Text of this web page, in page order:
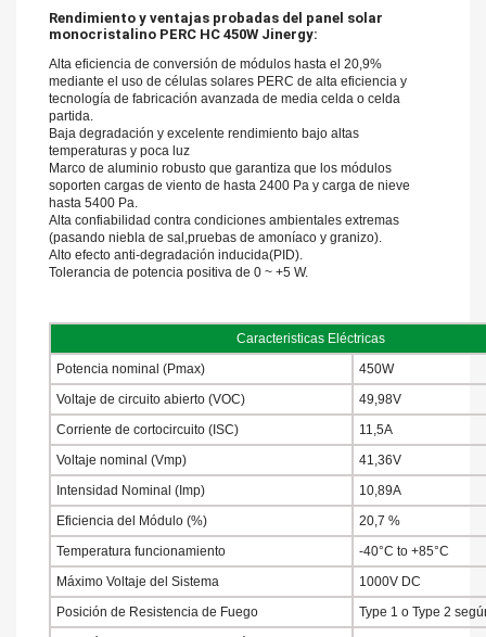
Rendimiento y ventajas probadas del panel solar
monocristalino PERC HC 450W Jinergy:
Alta eficiencia de conversión de módulos hasta el 20,9%
mediante el uso de células solares PERC de alta eficiencia y
tecnología de fabricación avanzada de media celda o celda
partida.
Baja degradación y excelente rendimiento bajo altas
temperaturas y poca luz
Marco de aluminio robusto que garantiza que los módulos
soporten cargas de viento de hasta 2400 Pa y carga de nieve
hasta 5400 Pa.
Alta confiabilidad contra condiciones ambientales extremas
(pasando niebla de sal,pruebas de amoníaco y granizo).
Alto efecto anti-degradación inducida(PID).
Tolerancia de potencia positiva de 0 ~ +5 W.
Caracteristicas Eléctricas
Potencia nominal (Pmax)
450W
Voltaje de circuito abierto (VOC)
49,98V
Corriente de cortocircuito (ISC)
11,5A
Voltaje nominal (Vmp)
41,36V
Intensidad Nominal (Imp)
10,89A
Eficiencia del Módulo (%)
20,7 %
Temperatura funcionamiento
-40°C to +85°C
Máximo Voltaje del Sistema
1000V DC
Posición de Resistencia de Fuego
Type 1 o Type 2